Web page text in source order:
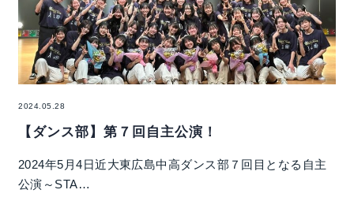
2024.05.28
【ダンス部】第７回自主公演！
2024年5月4日近大東広島中高ダンス部７回目となる自主
公演～STA…